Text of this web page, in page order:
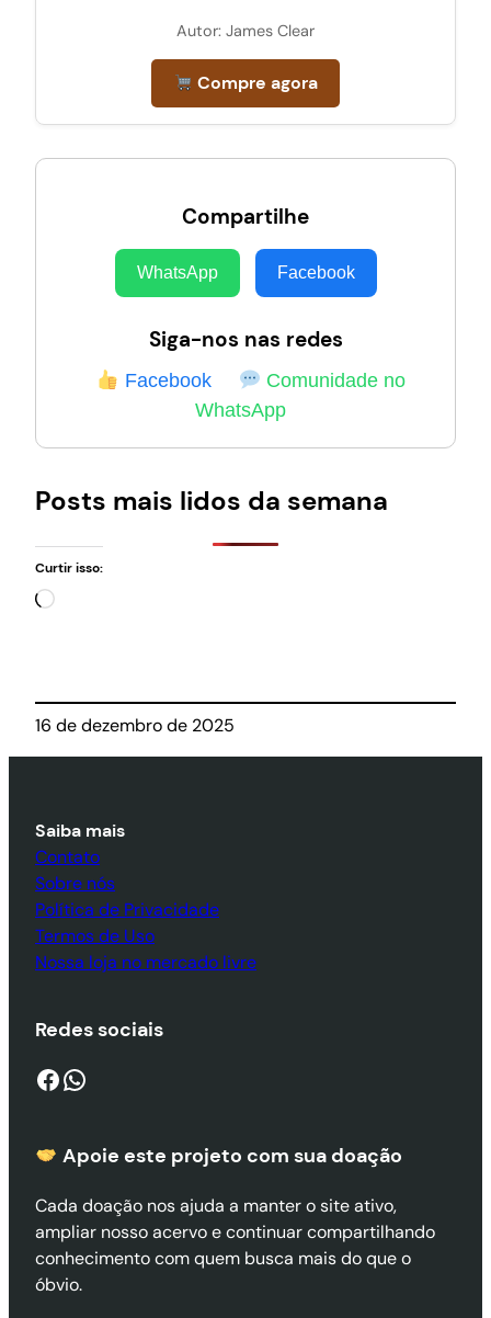
Autor: James Clear
Compre agora
Compartilhe
WhatsApp Facebook
Siga-nos nas redes
Facebook
Comunidade no
WhatsApp
Posts mais lidos da semana
Curtir isso:
Carregando…
16 de dezembro de 2025
Saiba mais
Contato
Sobre nós
Política de Privacidade
Termos de Uso
Nossa loja no mercado livre
Redes sociais
Facebook WhatsApp
Apoie este projeto com sua doação
Cada doação nos ajuda a manter o site ativo,
ampliar nosso acervo e continuar compartilhando
conhecimento com quem busca mais do que o
óbvio.